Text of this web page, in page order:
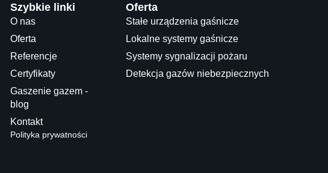
Szybkie linki
O nas
Oferta
Referencje
Certyfikaty
Gaszenie gazem -
blog
Kontakt
Polityka prywatności
Oferta
Stałe urządzenia gaśnicze
Lokalne systemy gaśnicze
Systemy sygnalizacji pożaru
Detekcja gazów niebezpiecznych